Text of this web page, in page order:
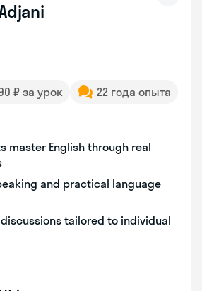
₽ за урок
22 года опыта
master English through real
and practical language
tailored to individual